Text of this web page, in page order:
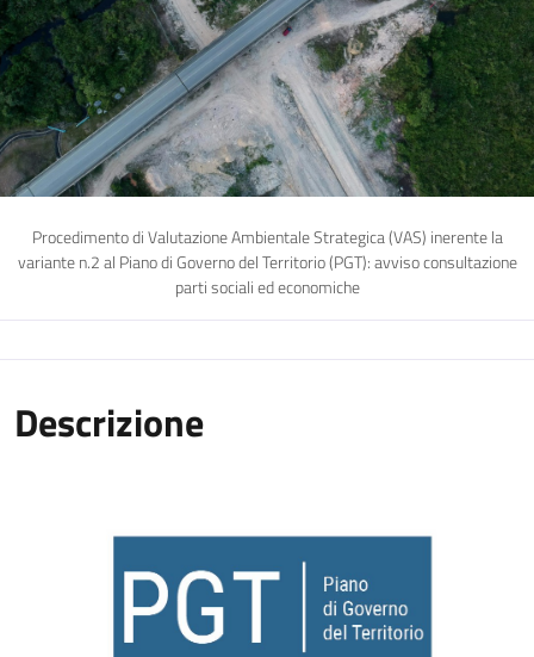
Procedimento di Valutazione Ambientale Strategica (VAS) inerente la
variante n.2 al Piano di Governo del Territorio (PGT): avviso consultazione
parti sociali ed economiche
Descrizione